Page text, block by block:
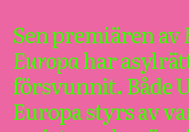
Sen premiären av
Europahar
försvunnit. Både
Europa styrs av